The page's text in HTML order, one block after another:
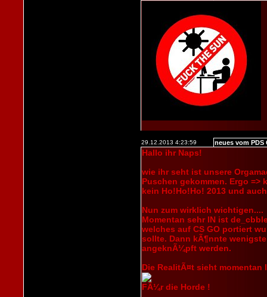
29.12.2013 4:23:59 neues vom PDS
Hallo ihr Naps!
wie ihr seht ist unsere
Puschen gekommen. Ergo =>
kein Ho!Ho!Ho! 2013 und
Nun zum wirklich wichtigen....
Momentan sehr IN ist
welches auf CS GO portiert
sollte. Dann kÃ¶nnte
angeknÃ¼pft werden.
Die RealitÃ¤t sieht
FÃ¼r die Horde !